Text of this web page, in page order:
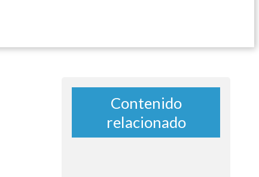
Contenido
relacionado